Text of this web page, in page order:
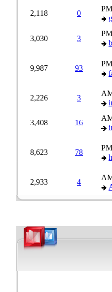
2,118
3,030
93
9,987
2,226
16
3,408
78
8,623
2,933